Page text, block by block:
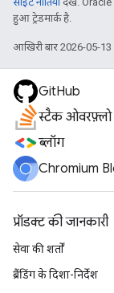
हुआ ट्रेडमार्क है.
आखिरी बार 2026-05-
GitHub
स्टैक ओवरफ़्लो
ब्लॉग
Chromium
प्रॉडक्ट की जानकारी
सेवा की शर्तों
ब्रैंडिंग के दिशा-निर्देश